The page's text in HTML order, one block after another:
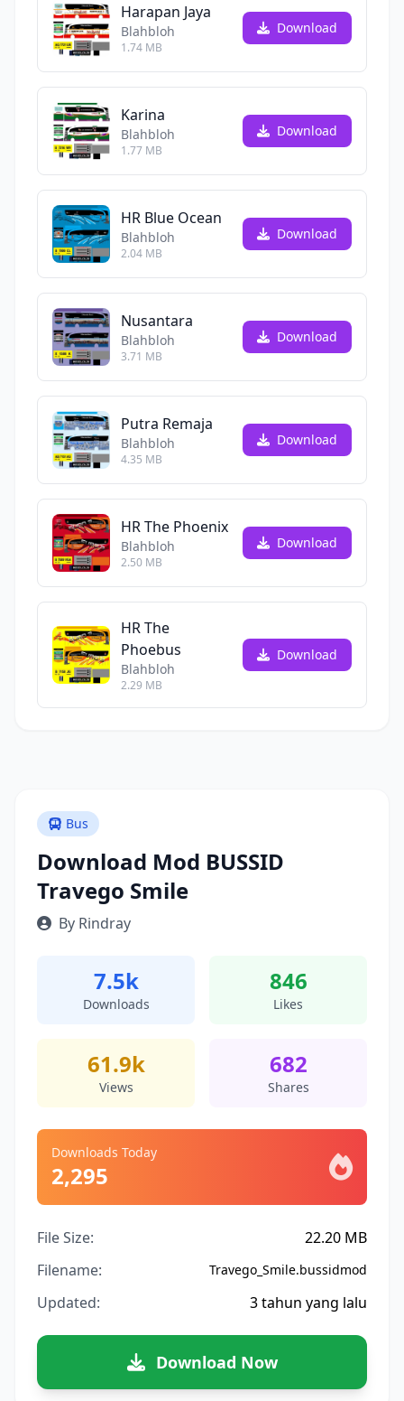
Harapan Jaya
Blahbloh
1.74 MB
Download
Karina
Blahbloh
1.77 MB
Download
HR Blue Ocean
Blahbloh
2.04 MB
Download
Nusantara
Blahbloh
3.71 MB
Download
Putra Remaja
Blahbloh
4.35 MB
Download
HR The Phoenix
Blahbloh
2.50 MB
Download
HR The
Phoebus
Blahbloh
2.29 MB
Download
Bus
Download Mod BUSSID
Travego Smile
By Rindray
7.5k
Downloads
846
Likes
61.9k
Views
682
Shares
Downloads Today
2,295
File Size:
22.20 MB
Filename:
Travego_Smile.bussidmod
Updated: 3 tahun yang lalu
Download Now